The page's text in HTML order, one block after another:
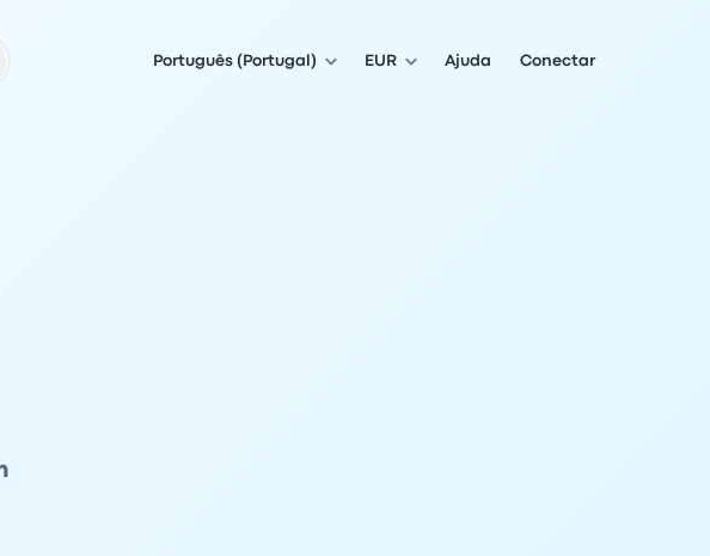
Português (Portugal) EUR Ajuda Conectar